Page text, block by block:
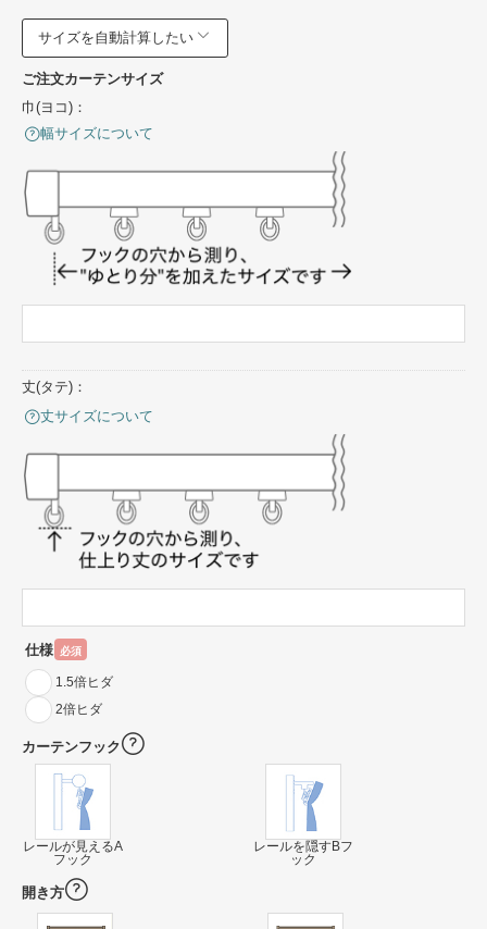
サイズを自動計算したい
ご注文カーテンサイズ
巾(ヨコ)：
幅サイズについて
丈(タテ)：
丈サイズについて
仕様 必須
1.5倍ヒダ
2倍ヒダ
カーテンフック
レールが見えるA
フック
レールを隠すBフ
ック
開き方